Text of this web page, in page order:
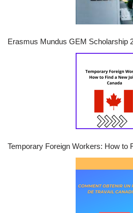
Erasmus Mundus GEM Scholarship
Temporary Foreign Workers: How to